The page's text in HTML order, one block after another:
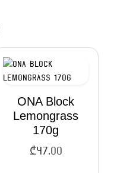
ONA Block
Lemongrass
170g
₾ 47.00